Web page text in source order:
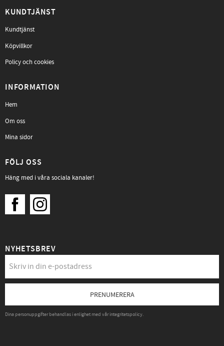
KUNDTJÄNST
Kundtjänst
Köpvillkor
Policy och cookies
INFORMATION
Hem
Om oss
Mina sidor
FÖLJ OSS
Häng med i våra sociala kanaler!
NYHETSBREV
PRENUMERERA
Dina personuppgifter behandlas i enlighet med vårintegritetspolicy.